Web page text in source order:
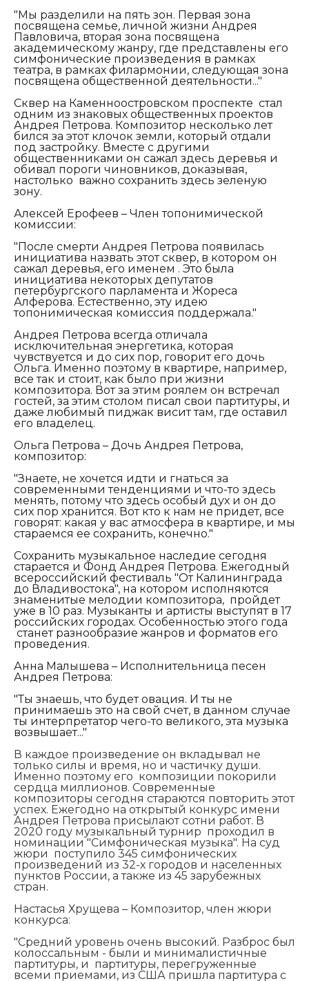
"Мы разделили на пять зон. Первая зона
посвящена семье, личной жизни Андрея
Павловича, вторая зона посвящена
академическому жанру, где представлены его
симфонические произведения в рамках
театра, в рамках филармонии, следующая зона
посвящена общественной деятельности..."
Сквер на Каменноостровском проспекте стал
одним из знаковых общественных проектов
Андрея Петрова. Композитор несколько лет
бился за этот клочок земли, который отдали
под застройку. Вместе с другими
общественниками он сажал здесь деревья и
обивал пороги чиновников, доказывая,
настолько важно сохранить здесь зеленую
зону.
Алексей Ерофеев – Член топонимической
комиссии:
"После смерти Андрея Петрова появилась
инициатива назвать этот сквер, в котором он
сажал деревья, его именем . Это была
инициатива некоторых депутатов
петербургского парламента и Жореса
Алферова. Естественно, эту идею
топонимическая комиссия поддержала."
Андрея Петрова всегда отличала
исключительная энергетика, которая
чувствуется и до сих пор, говорит его дочь
Ольга. Именно поэтому в квартире, например,
все так и стоит, как было при жизни
композитора. Вот за этим роялем он встречал
гостей, за этим столом писал свои партитуры, и
даже любимый пиджак висит там, где оставил
его владелец.
Ольга Петрова – Дочь Андрея Петрова,
композитор:
"Знаете, не хочется идти и гнаться за
современными тенденциями и что-то здесь
менять, потому что здесь особый дух и он до
сих пор хранится. Вот кто к нам не придет, все
говорят: какая у вас атмосфера в квартире, и мы
стараемся ее сохранить, конечно."
Сохранить музыкальное наследие сегодня
старается и Фонд Андрея Петрова. Ежегодный
всероссийский фестиваль "От Калининграда
до Владивостока", на котором исполняются
знаменитые мелодии композитора, пройдет
уже в 10 раз. Музыканты и артисты выступят в 17
российских городах. Особенностью этого года
станет разнообразие жанров и форматов его
проведения.
Анна Малышева – Исполнительница песен
Андрея Петрова:
"Ты знаешь, что будет овация. И ты не
принимаешь это на свой счет, в данном случае
ты интерпретатор чего-то великого, эта музыка
возвышает..."
В каждое произведение он вкладывал не
только силы и время, но и частичку души.
Именно поэтому его композиции покорили
сердца миллионов. Современные
композиторы сегодня стараются повторить этот
успех. Ежегодно на открытый конкурс имени
Андрея Петрова присылают сотни работ. В
2020 году музыкальный турнир проходил в
номинации "Симфоническая музыка". На суд
жюри поступило 345 симфонических
произведений из 32-х городов и населенных
пунктов России, а также из 45 зарубежных
стран.
Настасья Хрущева – Композитор, член жюри
конкурса:
"Средний уровень очень высокий. Разброс был
колоссальным - были и минималистичные
партитуры, и партитуры, перегруженные
всеми приемами, из США пришла партитура с